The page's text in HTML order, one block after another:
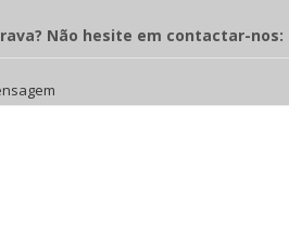
Não hesite em contactar-nos: